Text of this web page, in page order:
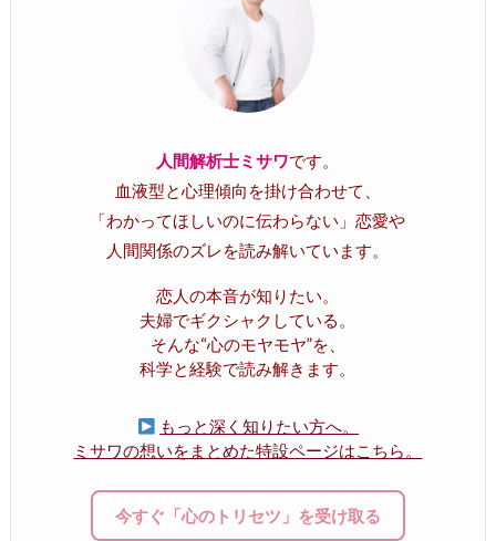
人間解析士ミサワです。
血液型と心理傾向を掛け合わせて、
「わかってほしいのに伝わらない」恋愛や
人間関係のズレを読み解いています。
恋人の本音が知りたい。
夫婦でギクシャクしている。
そんな“心のモヤモヤ”を、
科学と経験で読み解きます。
もっと深く知りたい方へ。
ミサワの想いをまとめた特設ページはこちら。
今すぐ「心のトリセツ」を受け取る